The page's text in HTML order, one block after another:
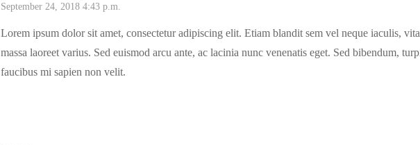
September 24, 2018 4:43 p.m.
Lorem ipsum dolor sit amet, consectetur adipiscing elit. Etiam blandit sem vel neque iaculis,
massa laoreet varius. Sed euismod arcu ante, ac lacinia nunc venenatis eget. Sed bibendum,
faucibus mi sapien non velit.